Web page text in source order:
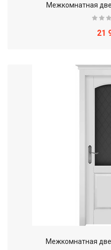
Межкомнатная
21
Межкомнатная